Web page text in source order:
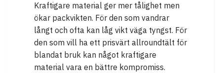
Kraftigare material ger mer tålighet men
ökar packvikten. För den som vandrar
långt och ofta kan låg vikt väga tyngst. För
den som vill ha ett prisvärt allroundtält för
blandat bruk kan något kraftigare
material vara en bättre kompromiss.